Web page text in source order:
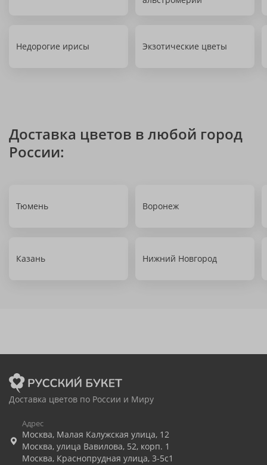
Недорогие ирисы Экзотические цветы
Доставка цветов в любой город
России:
Тюмень Воронеж
Казань Нижний Новгород
Доставка цветов по России и Миру
Адрес
Москва, Малая Калужская улица, 12
Москва, улица Вавилова, 52, корп. 1
Москва, Краснопрудная улица, 3-5с1